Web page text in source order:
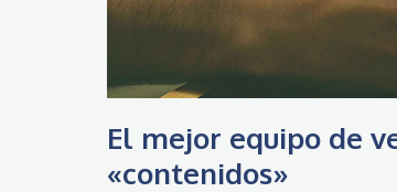
El mejor equipo de
«contenidos»